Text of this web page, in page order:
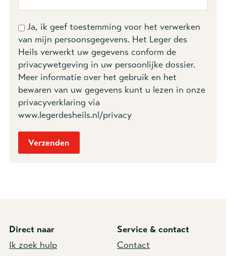
Ja, ik geef toestemming voor het verwerken
van mijn persoonsgegevens. Het Leger des
Heils verwerkt uw gegevens conform de
privacywetgeving in uw persoonlijke dossier.
Meer informatie over het gebruik en het
bewaren van uw gegevens kunt u lezen in onze
privacyverklaring via
www.legerdesheils.nl/privacy
Direct naar
Ik zoek hulp
Service & contact
Contact